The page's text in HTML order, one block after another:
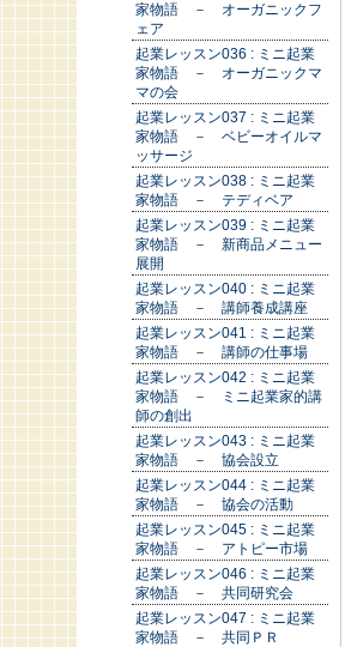
家物語 － オーガニックフ
ェア
起業レッスン036 : ミニ起業
家物語 － オーガニックマ
マの会
起業レッスン037 : ミニ起業
家物語 － ベビーオイルマ
ッサージ
起業レッスン038 : ミニ起業
家物語 － テディベア
起業レッスン039 : ミニ起業
家物語 － 新商品メニュー
展開
起業レッスン040 : ミニ起業
家物語 － 講師養成講座
起業レッスン041 : ミニ起業
家物語 － 講師の仕事場
起業レッスン042 : ミニ起業
家物語 － ミニ起業家的講
師の創出
起業レッスン043 : ミニ起業
家物語 － 協会設立
起業レッスン044 : ミニ起業
家物語 － 協会の活動
起業レッスン045 : ミニ起業
家物語 － アトピー市場
起業レッスン046 : ミニ起業
家物語 － 共同研究会
起業レッスン047 : ミニ起業
家物語 － 共同ＰＲ